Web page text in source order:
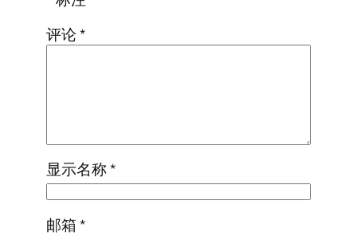
评论*
显示名称*
邮箱*